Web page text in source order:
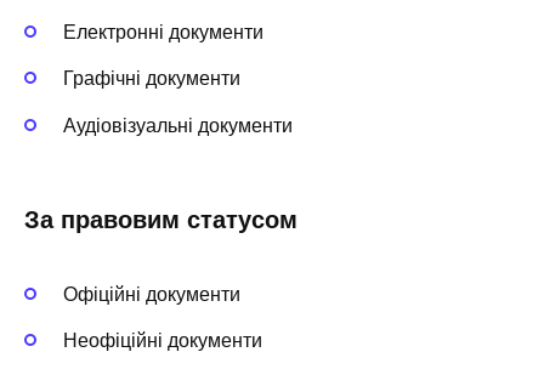
Електронні документи
Графічні документи
Аудіовізуальні документи
За правовим статусом
Офіційні документи
Неофіційні документи